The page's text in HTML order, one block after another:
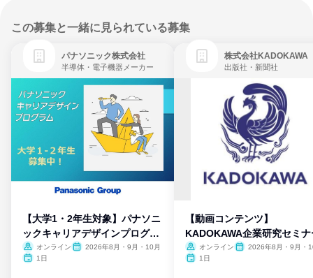
この募集と一緒に見られている募集
パナソニック株式会社
半導体・電子機器メーカー
【大学1・2年生対象】パナソニ
ックキャリアデザインプログラ
ム
オンライン
2026年8月・9月・10月
1日
株式会社KADOKAWA
出版社・新聞社
【動画コンテンツ】
KADOKAWA企業研究セミナ
オンライン
2026年8月・9月・
1日